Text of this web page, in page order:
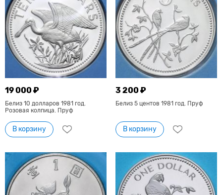
19 000 ₽
Белиз 10 долларов 1981 год.
Розовая колпица. Пруф
В корзину
3 200 ₽
Белиз 5 центов 1981 год. Пруф
В корзину